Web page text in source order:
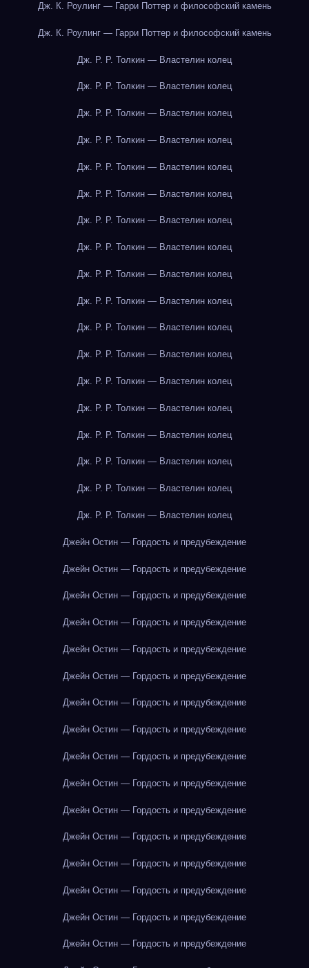
Дж. К. Роулинг — Гарри Поттер и философский камень
Дж. К. Роулинг — Гарри Поттер и философский камень
Дж. Р. Р. Толкин — Властелин колец
Дж. Р. Р. Толкин — Властелин колец
Дж. Р. Р. Толкин — Властелин колец
Дж. Р. Р. Толкин — Властелин колец
Дж. Р. Р. Толкин — Властелин колец
Дж. Р. Р. Толкин — Властелин колец
Дж. Р. Р. Толкин — Властелин колец
Дж. Р. Р. Толкин — Властелин колец
Дж. Р. Р. Толкин — Властелин колец
Дж. Р. Р. Толкин — Властелин колец
Дж. Р. Р. Толкин — Властелин колец
Дж. Р. Р. Толкин — Властелин колец
Дж. Р. Р. Толкин — Властелин колец
Дж. Р. Р. Толкин — Властелин колец
Дж. Р. Р. Толкин — Властелин колец
Дж. Р. Р. Толкин — Властелин колец
Дж. Р. Р. Толкин — Властелин колец
Дж. Р. Р. Толкин — Властелин колец
Джейн Остин — Гордость и предубеждение
Джейн Остин — Гордость и предубеждение
Джейн Остин — Гордость и предубеждение
Джейн Остин — Гордость и предубеждение
Джейн Остин — Гордость и предубеждение
Джейн Остин — Гордость и предубеждение
Джейн Остин — Гордость и предубеждение
Джейн Остин — Гордость и предубеждение
Джейн Остин — Гордость и предубеждение
Джейн Остин — Гордость и предубеждение
Джейн Остин — Гордость и предубеждение
Джейн Остин — Гордость и предубеждение
Джейн Остин — Гордость и предубеждение
Джейн Остин — Гордость и предубеждение
Джейн Остин — Гордость и предубеждение
Джейн Остин — Гордость и предубеждение